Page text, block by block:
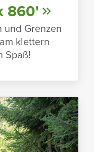
860'
und Grenzen
klet­tern
Spaß!